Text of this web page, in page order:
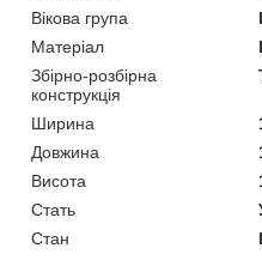
Вікова група
Матеріал
Збірно-розбірна
конструкція
Ширина
Довжина
Висота
Стать
Стан